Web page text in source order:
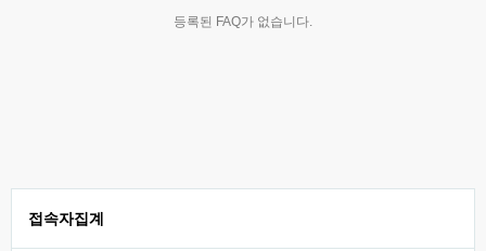
등록된 FAQ가 없습니다.
접속자집계